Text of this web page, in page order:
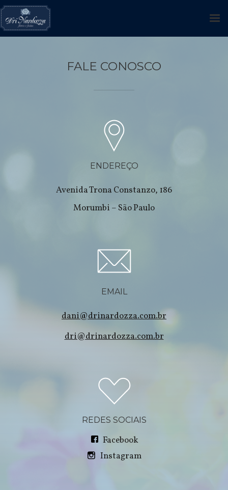
FALE CONOSCO
ENDEREÇO
Avenida Trona Constanzo, 186
Morumbi – São Paulo
EMAIL
dani@drinardozza.com.br
dri@drinardozza.com.br
REDES SOCIAIS
Facebook
Instagram